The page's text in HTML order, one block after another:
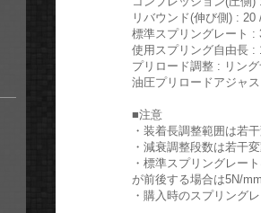
リバウンド(伸び側) : 20
標準スプリングレート :
使用スプリング自由長 :
プリロード調整 : リン
油圧プリロードアジャ
■注意
・装着長調整範囲は若
・減衰調整段数は若干
・標準スプリングレー
が前後する場合は5N/
・購入時のスプリング